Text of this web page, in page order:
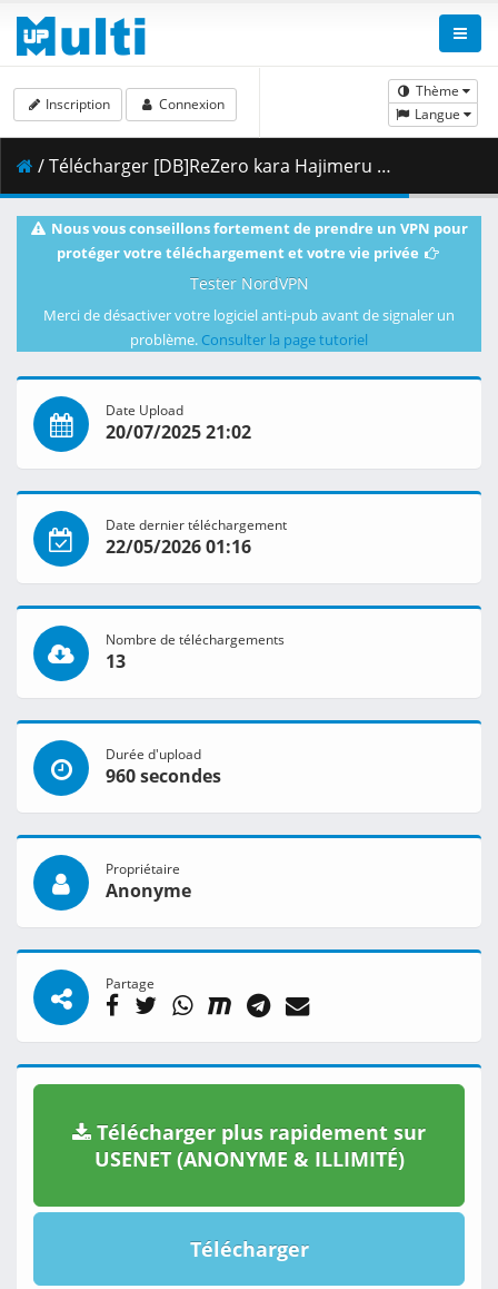
Thème
Langue
Inscription Connexion
/ Télécharger [DB]ReZero kara Hajimeru Isekai Seikatsu 3rd Season_-_14_(Dual Audio_10bit_BD1080p_x265).mkv.001 ( 269.66 MB )
Nous vous conseillons fortement de prendre un VPN pour
protéger votre téléchargement et votre vie privée
Tester NordVPN
Merci de désactiver votre logiciel anti-pub avant de signaler un
problème. Consulter la page tutoriel
Date Upload
20/07/2025 21:02
Date dernier téléchargement
22/05/2026 01:16
Nombre de téléchargements
13
Durée d'upload
960 secondes
Propriétaire
Anonyme
Partage
Télécharger plus rapidement sur
USENET (ANONYME & ILLIMITÉ)
Télécharger